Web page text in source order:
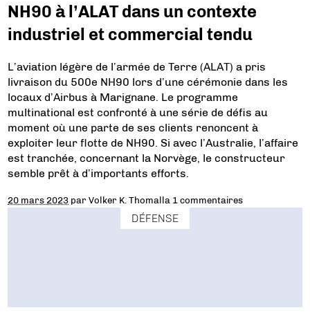
NH90 à l’ALAT dans un contexte
industriel et commercial tendu
L’aviation légère de l’armée de Terre (ALAT) a pris
livraison du 500e NH90 lors d’une cérémonie dans les
locaux d’Airbus à Marignane. Le programme
multinational est confronté à une série de défis au
moment où une parte de ses clients renoncent à
exploiter leur flotte de NH90. Si avec l’Australie, l’affaire
est tranchée, concernant la Norvège, le constructeur
semble prêt à d’importants efforts.
20 mars 2023 parVolker K. Thomalla 1 commentaires
DÉFENSE